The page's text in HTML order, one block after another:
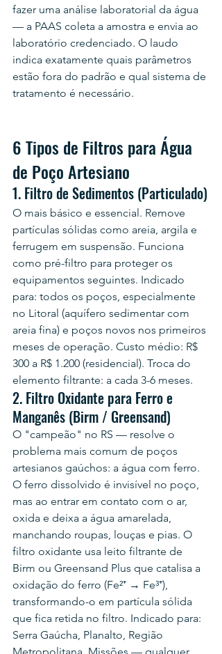
fazer uma análise laboratorial da água
— a PAAS coleta a amostra e envia ao
laboratório credenciado. O laudo
indica exatamente quais parâmetros
estão fora do padrão e qual sistema de
tratamento é necessário.
6 Tipos de Filtros para Água
de Poço Artesiano
1. Filtro de Sedimentos (Particulado)
O mais básico e essencial. Remove
partículas sólidas como areia, argila e
ferrugem em suspensão. Funciona
como pré-filtro para proteger os
equipamentos seguintes. Indicado
para: todos os poços, especialmente
no Litoral (aquífero sedimentar com
areia fina) e poços novos nos primeiros
meses de operação. Custo médio: R$
300 a R$ 1.200 (residencial). Troca do
elemento filtrante: a cada 3-6 meses.
2. Filtro Oxidante para Ferro e
Manganês (Birm / Greensand)
O "campeão" no RS — resolve o
problema mais comum de poços
artesianos gaúchos: a água com ferro.
O ferro dissolvido é invisível no poço,
mas ao entrar em contato com o ar,
oxida e deixa a água amarelada,
manchando roupas, louças e pias. O
filtro oxidante usa leito filtrante de
Birm ou Greensand Plus que catalisa a
oxidação do ferro (Fe²⁺ → Fe³⁺),
transformando-o em partícula sólida
que fica retida no filtro. Indicado para:
Serra Gaúcha, Planalto, Região